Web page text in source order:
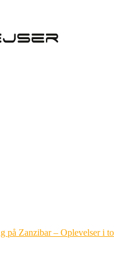
på Zanzibar – Oplevelser i